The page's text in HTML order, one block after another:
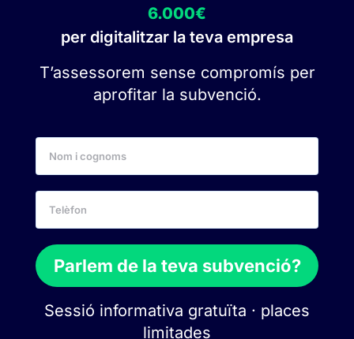
Manual de Quitances
Genera i gestiona les quitances dels
manual cobreix tot el cicle: càlcul,
revisió i emissió del document final des
del software de RRHH AndNom.
Verure el manual
6.000€
per digitalitzar la teva empresa
T’assessorem sense compromís per
aprofitar la subvenció.
Parlem de la teva subvenció?
Sessió informativa gratuïta · places
limitades